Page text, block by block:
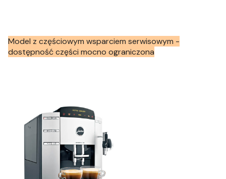
Model z częściowym wsparciem serwisowym -
dostępność części mocno ograniczona